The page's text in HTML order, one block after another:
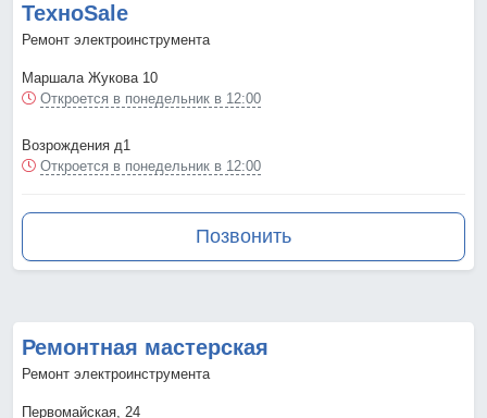
ТехноSale
Ремонт электроинструмента
Маршала Жукова 10
Откроется в понедельник в 12:00
Возрождения д1
Откроется в понедельник в 12:00
Позвонить
Ремонтная мастерская
Ремонт электроинструмента
Первомайская, 24